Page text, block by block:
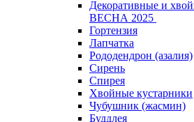
Декоративные и
ВЕСНА 2025
Гортензия
Лапчатка
Рододендрон (азалия)
Сирень
Спирея
Хвойные кустарники
Чубушник (жасмин)
Буддлея